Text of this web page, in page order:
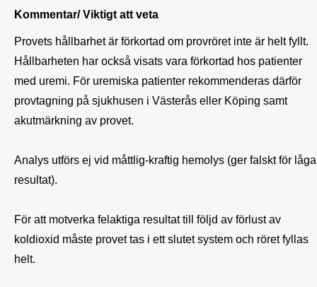
Kommentar/ Viktigt att veta
Provets hållbarhet är förkortad om provröret inte är helt fyllt.
Hållbarheten har också visats vara förkortad hos patienter
med uremi. För uremiska patienter rekommenderas därför
provtagning på sjukhusen i Västerås eller Köping samt
akutmärkning av provet.
Analys utförs ej vid måttlig-kraftig hemolys (ger falskt för låga
resultat).
För att motverka felaktiga resultat till följd av förlust av
koldioxid måste provet tas i ett slutet system och röret fyllas
helt.